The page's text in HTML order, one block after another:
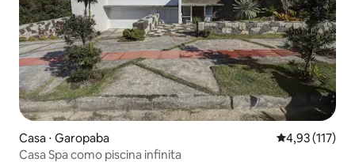
Casa ⋅ Garopaba 4,93 de uma
4,93 (117)
Casa Spa como piscina infinita